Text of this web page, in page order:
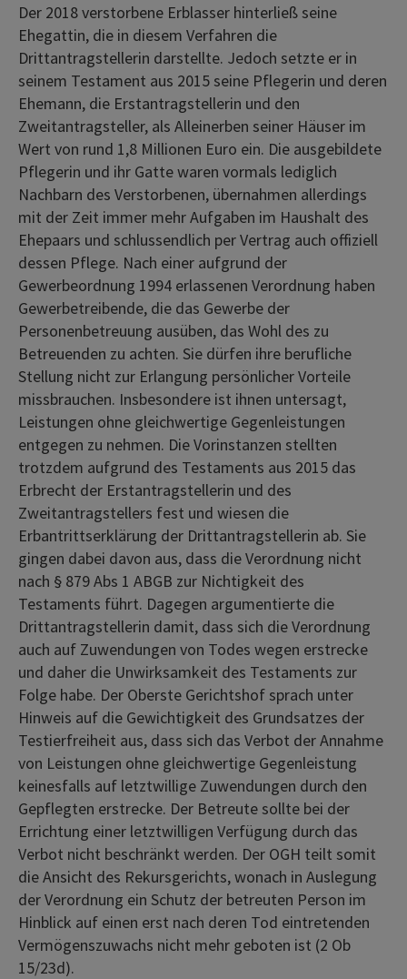
Der 2018 verstorbene Erblasser hinterließ seine
Ehegattin, die in diesem Verfahren die
Drittantragstellerin darstellte. Jedoch setzte er in
seinem Testament aus 2015 seine Pflegerin und deren
Ehemann, die Erstantragstellerin und den
Zweitantragsteller, als Alleinerben seiner Häuser im
Wert von rund 1,8 Millionen Euro ein. Die ausgebildete
Pflegerin und ihr Gatte waren vormals lediglich
Nachbarn des Verstorbenen, übernahmen allerdings
mit der Zeit immer mehr Aufgaben im Haushalt des
Ehepaars und schlussendlich per Vertrag auch offiziell
dessen Pflege. Nach einer aufgrund der
Gewerbeordnung 1994 erlassenen Verordnung haben
Gewerbetreibende, die das Gewerbe der
Personenbetreuung ausüben, das Wohl des zu
Betreuenden zu achten. Sie dürfen ihre berufliche
Stellung nicht zur Erlangung persönlicher Vorteile
missbrauchen. Insbesondere ist ihnen untersagt,
Leistungen ohne gleichwertige Gegenleistungen
entgegen zu nehmen. Die Vorinstanzen stellten
trotzdem aufgrund des Testaments aus 2015 das
Erbrecht der Erstantragstellerin und des
Zweitantragstellers fest und wiesen die
Erbantrittserklärung der Drittantragstellerin ab. Sie
gingen dabei davon aus, dass die Verordnung nicht
nach § 879 Abs 1 ABGB zur Nichtigkeit des
Testaments führt. Dagegen argumentierte die
Drittantragstellerin damit, dass sich die Verordnung
auch auf Zuwendungen von Todes wegen erstrecke
und daher die Unwirksamkeit des Testaments zur
Folge habe. Der Oberste Gerichtshof sprach unter
Hinweis auf die Gewichtigkeit des Grundsatzes der
Testierfreiheit aus, dass sich das Verbot der Annahme
von Leistungen ohne gleichwertige Gegenleistung
keinesfalls auf letztwillige Zuwendungen durch den
Gepflegten erstrecke. Der Betreute sollte bei der
Errichtung einer letztwilligen Verfügung durch das
Verbot nicht beschränkt werden. Der OGH teilt somit
die Ansicht des Rekursgerichts, wonach in Auslegung
der Verordnung ein Schutz der betreuten Person im
Hinblick auf einen erst nach deren Tod eintretenden
Vermögenszuwachs nicht mehr geboten ist (2 Ob
15/23d).